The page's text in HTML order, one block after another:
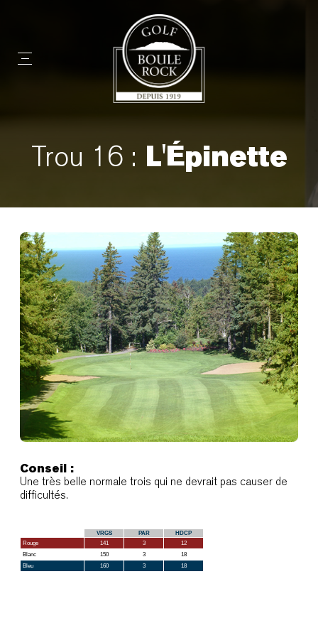
Trou 16 : L'Épinette
Conseil :
Une très belle normale trois qui ne devrait pas causer de
difficultés.
VRGS PAR
HDCP
Rouge
141 3
12
Blanc
150 3
18
Bleu
160 3 18